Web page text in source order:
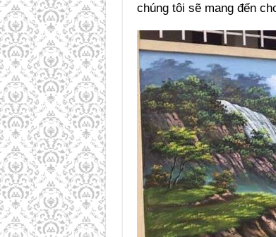
chúng tôi sẽ mang đến